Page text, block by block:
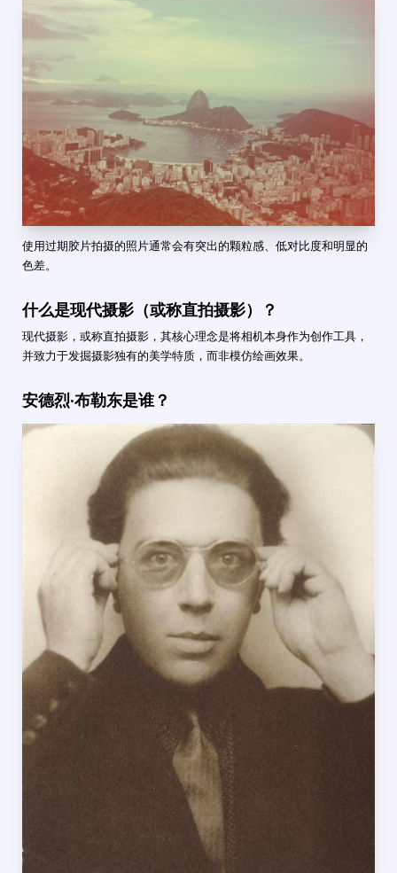
使用过期胶片拍摄的照片通常会有突出的颗粒感、低对比度和明显的
色差。
什么是现代摄影（或称直拍摄影）？
现代摄影，或称直拍摄影，其核心理念是将相机本身作为创作工具，
并致力于发掘摄影独有的美学特质，而非模仿绘画效果。
安德烈·布勒东是谁？